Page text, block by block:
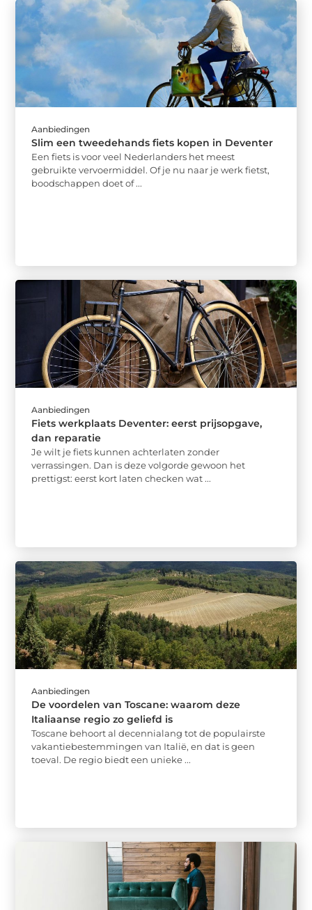
Aanbiedingen
Slim een tweedehands fiets kopen in Deventer
Een fiets is voor veel Nederlanders het meest
gebruikte vervoermiddel. Of je nu naar je werk fietst,
boodschappen doet of ...
Aanbiedingen
Fiets werkplaats Deventer: eerst prijsopgave,
dan reparatie
Je wilt je fiets kunnen achterlaten zonder
verrassingen. Dan is deze volgorde gewoon het
prettigst: eerst kort laten checken wat ...
Aanbiedingen
De voordelen van Toscane: waarom deze
Italiaanse regio zo geliefd is
Toscane behoort al decennialang tot de populairste
vakantiebestemmingen van Italië, en dat is geen
toeval. De regio biedt een unieke ...